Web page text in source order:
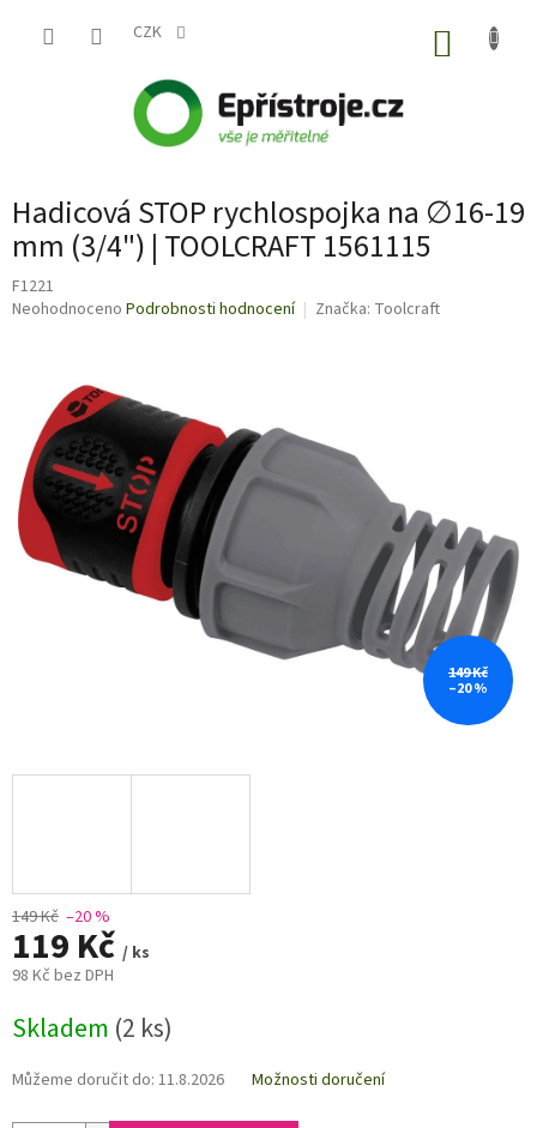
CZK
Hadicová STOP rychlospojka na ∅16-19
mm (3/4") | TOOLCRAFT 1561115
F1221
Průměrné
hvězdiček.
Neohodnoceno Podrobnosti hodnocení Značka: Toolcraft
149 Kč
–20 %
149 Kč –20 %
119 Kč / ks
98 Kč bez DPH
cena:
Skladem (2 ks)
Můžeme doručit do: 11.8.2026 Možnosti doručení